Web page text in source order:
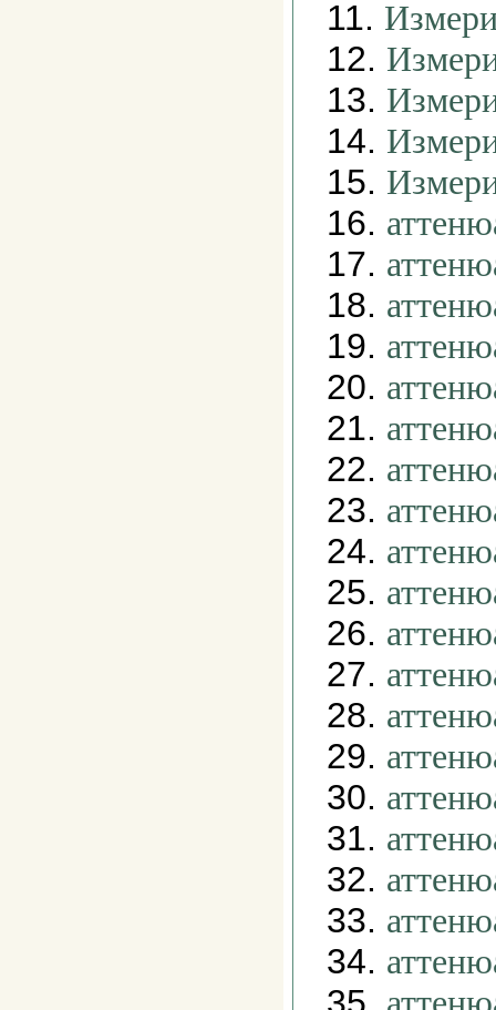
11.
12.
13.
14.
15.
16.
17.
18.
19.
20.
21.
22.
23.
24.
25.
26.
27.
28.
29.
30.
31.
32.
33.
34.